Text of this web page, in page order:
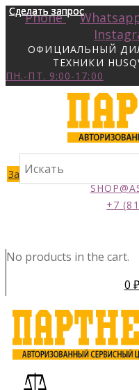
Phone
ОФИЦИАЛЬНЫЙ
ТЕХНИКИ
ПН.-ПТ. 9:00-17:00
Заказать звонок
+7
No products in the cart.
0 ₽
Сделать запрос
Сделать запрос
Сделать запрос
Сделать запрос